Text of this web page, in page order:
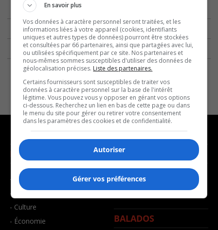
NOUVELLES
- Affaires municipales
- Communauté / Social
- Culture
- Économie
MUSIQUE
- Décompte franco
- Joué récemment
BALADOS
En savoir plus
Vos données à caractère personnel seront traitées, et les
informations liées à votre appareil (cookies, identifiants
uniques et autres types de données) pourront être stockées
et consultées par 66 partenaires, ainsi que partagées avec lui,
ou utilisées spécifiquement par ce site. Nos partenaires et
nous-mêmes sommes susceptibles d'utiliser des données de
géolocalisation précises. Liste des partenaires.
Certains fournisseurs sont susceptibles de traiter vos
données à caractère personnel sur la base de l'intérêt
légitime. Vous pouvez vous y opposer en gérant vos options
ci-dessous. Recherchez un lien en bas de cette page ou dans
le menu du site pour gérer ou retirer votre consentement
dans les paramètres des cookies et de confidentialité.
Autoriser
Gérer vos préférences